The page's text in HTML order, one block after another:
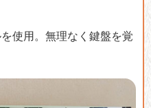
使用。無理なく鍵盤を覚